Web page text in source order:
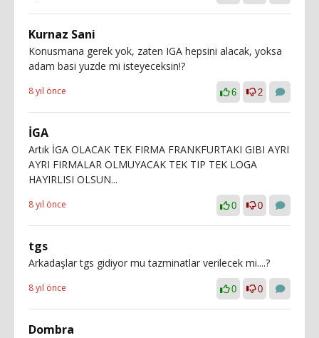
Kurnaz Sani
Konusmana gerek yok, zaten IGA hepsini alacak, yoksa
adam basi yuzde mi isteyeceksin!?
8 yıl önce 6 2
İGA
Artık İGA OLACAK TEK FIRMA FRANKFURTAKI GIBI AYRI
AYRI FIRMALAR OLMUYACAK TEK TIP TEK LOGA
HAYIRLISI OLSUN...
8 yıl önce 0 0
tgs
Arkadaşlar tgs gidiyor mu tazminatlar verilecek mi....?
8 yıl önce 0 0
Dombra